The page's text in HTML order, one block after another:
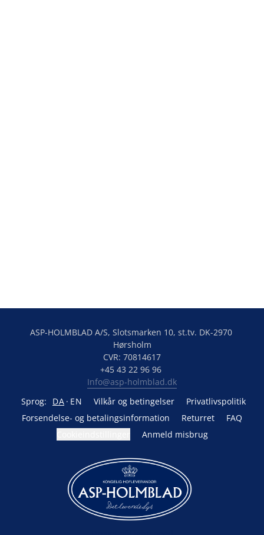
ASP-HOLMBLAD A/S, Slotsmarken 10, st.tv. DK-2970
Hørsholm
CVR: 70814617
Info@asp-holmblad.dk
Sprog:
DA EN Vilkår og betingelser
Privatlivspolitik
Forsendelse- og betalingsinformation
Returret
FAQ
Anmeld misbrug